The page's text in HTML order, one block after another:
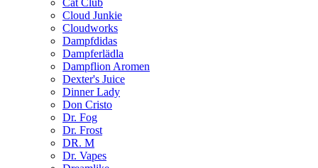
Cat Club
Cloud Junkie
Cloudworks
Dampfdidas
Dampferlädla
Dampflion Aromen
Dexter's Juice
Dinner Lady
Don Cristo
Dr. Fog
Dr. Frost
DR. M
Dr. Vapes